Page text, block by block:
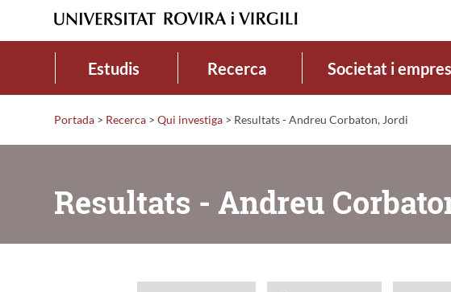
Estudis Recerca Societat i
Portada > Recerca > Qui investiga > Resultats - Andreu Corbaton, Jordi
Resultats - Andreu